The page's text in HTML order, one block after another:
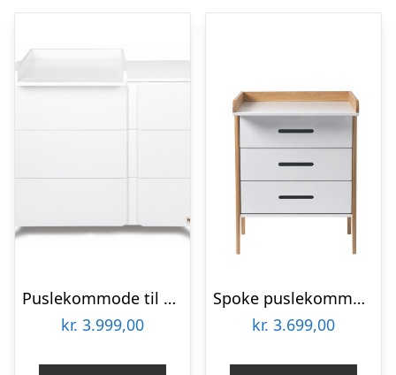
Puslekommode til børneværelset i birketræ og MDF H91 x B105 x D54 cm – Hvid
kr. 3.999,00
Spoke puslekommode – Hvid/Eg
kr. 3.699,00